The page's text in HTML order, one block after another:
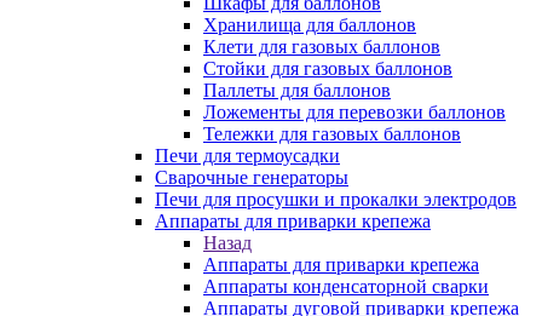
Хранилища для баллонов
Клети для газовых баллонов
Стойки для газовых баллонов
Паллеты для баллонов
Ложементы для перевозки баллонов
Тележки для газовых баллонов
Печи для термоусадки
Сварочные генераторы
Печи для просушки и прокалки электродов
Аппараты для приварки крепежа
Назад
Аппараты для приварки крепежа
Аппараты конденсаторной сварки
Аппараты дуговой приварки крепежа